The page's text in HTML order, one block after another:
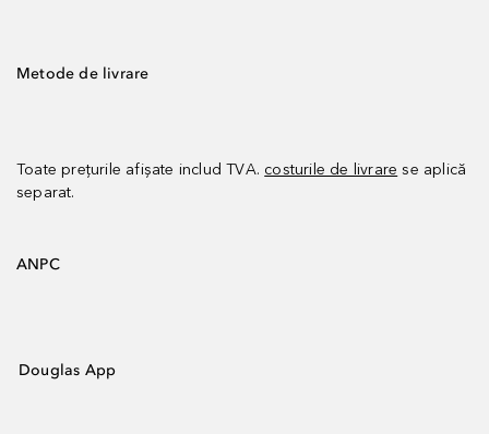
Metode de livrare
Toate prețurile afișate includ TVA. costurile de livrare se aplică
separat.
ANPC
Douglas App